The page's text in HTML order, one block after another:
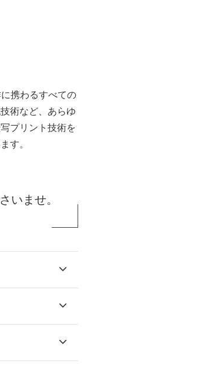
携わるすべての
術など、あらゆ
プリント技術を
す。
いませ。